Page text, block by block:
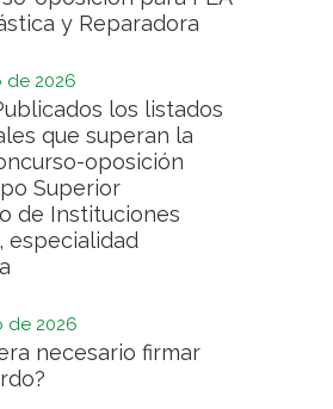
y Reparadora
de 2026
los listados
que superan la
oposición
Superior
de Instituciones
especialidad
de 2026
necesario firmar